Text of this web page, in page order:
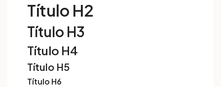
Título H2
Título H3
Título H4
Título H5
Título H6